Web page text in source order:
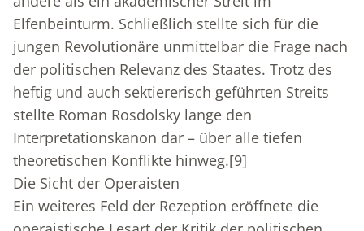
Elfenbeinturm. Schließlich stellte sich für die
jungen Revolutionäre unmittelbar die Frage nach
der politischen Relevanz des Staates. Trotz des
heftig und auch sektiererisch geführten Streits
stellte Roman Rosdolsky lange den
Interpretationskanon dar – über alle tiefen
theoretischen Konflikte hinweg.[9]
Die Sicht der Operaisten
Ein weiteres Feld der Rezeption eröffnete die